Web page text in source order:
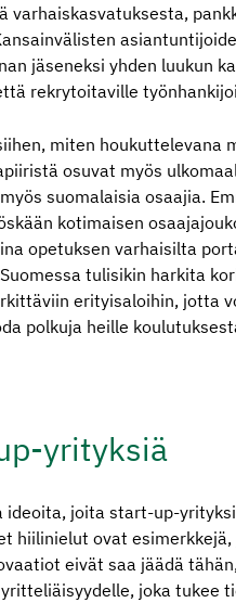
varhaiskasvatuksesta,
jäseneksi yhden luukun
rekrytoitaville
miten houkuttelevana
osuvat myös
suomalaisia osaajia.
kotimaisen
opetuksen varhaisilta
tulisikin harkita
erityisaloihin, jotta
polkuja heille
yri­tyksiä
joita start-up-
hiilinielut ovat esimerkkejä,
eivät saa jäädä
joka tukee